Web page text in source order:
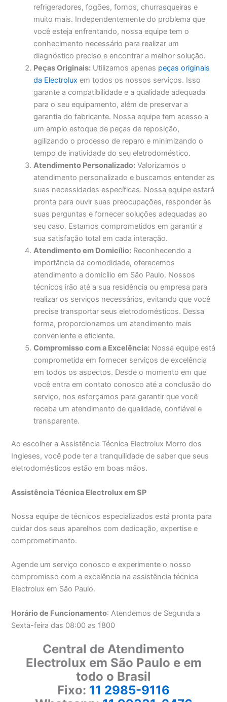
refrigeradores, fogões, fornos, churrasqueiras e
muito mais. Independentemente do problema que
você esteja enfrentando, nossa equipe tem o
conhecimento necessário para realizar um
diagnóstico preciso e encontrar a melhor solução.
Peças Originais: Utilizamos apenas peças originais
da Electrolux em todos os nossos serviços. Isso
garante a compatibilidade e a qualidade adequada
para o seu equipamento, além de preservar a
garantia do fabricante. Nossa equipe tem acesso a
um amplo estoque de peças de reposição,
agilizando o processo de reparo e minimizando o
tempo de inatividade do seu eletrodoméstico.
Atendimento Personalizado: Valorizamos o
atendimento personalizado e buscamos entender as
suas necessidades específicas. Nossa equipe estará
pronta para ouvir suas preocupações, responder às
suas perguntas e fornecer soluções adequadas ao
seu caso. Estamos comprometidos em garantir a
sua satisfação total em cada interação.
Atendimento em Domicílio: Reconhecendo a
importância da comodidade, oferecemos
atendimento a domicílio em São Paulo. Nossos
técnicos irão até a sua residência ou empresa para
realizar os serviços necessários, evitando que você
precise transportar seus eletrodomésticos. Dessa
forma, proporcionamos um atendimento mais
conveniente e eficiente.
Compromisso com a Excelência: Nossa equipe está
comprometida em fornecer serviços de excelência
em todos os aspectos. Desde o momento em que
você entra em contato conosco até a conclusão do
serviço, nos esforçamos para garantir que você
receba um atendimento de qualidade, confiável e
transparente.
Ao escolher a Assistência Técnica Electrolux Morro dos
Ingleses, você pode ter a tranquilidade de saber que seus
eletrodomésticos estão em boas mãos.
Assistência Técnica Electrolux em SP
Nossa equipe de técnicos especializados está pronta para
cuidar dos seus aparelhos com dedicação, expertise e
comprometimento.
Agende um serviço conosco e experimente o nosso
compromisso com a excelência na assistência técnica
Electrolux em São Paulo.
Horário de Funcionamento: Atendemos de Segunda a
Sexta-feira das 08:00 as 1800
Central de Atendimento
Electrolux em São Paulo e em
todo o Brasil
Fixo: 11 2985-9116